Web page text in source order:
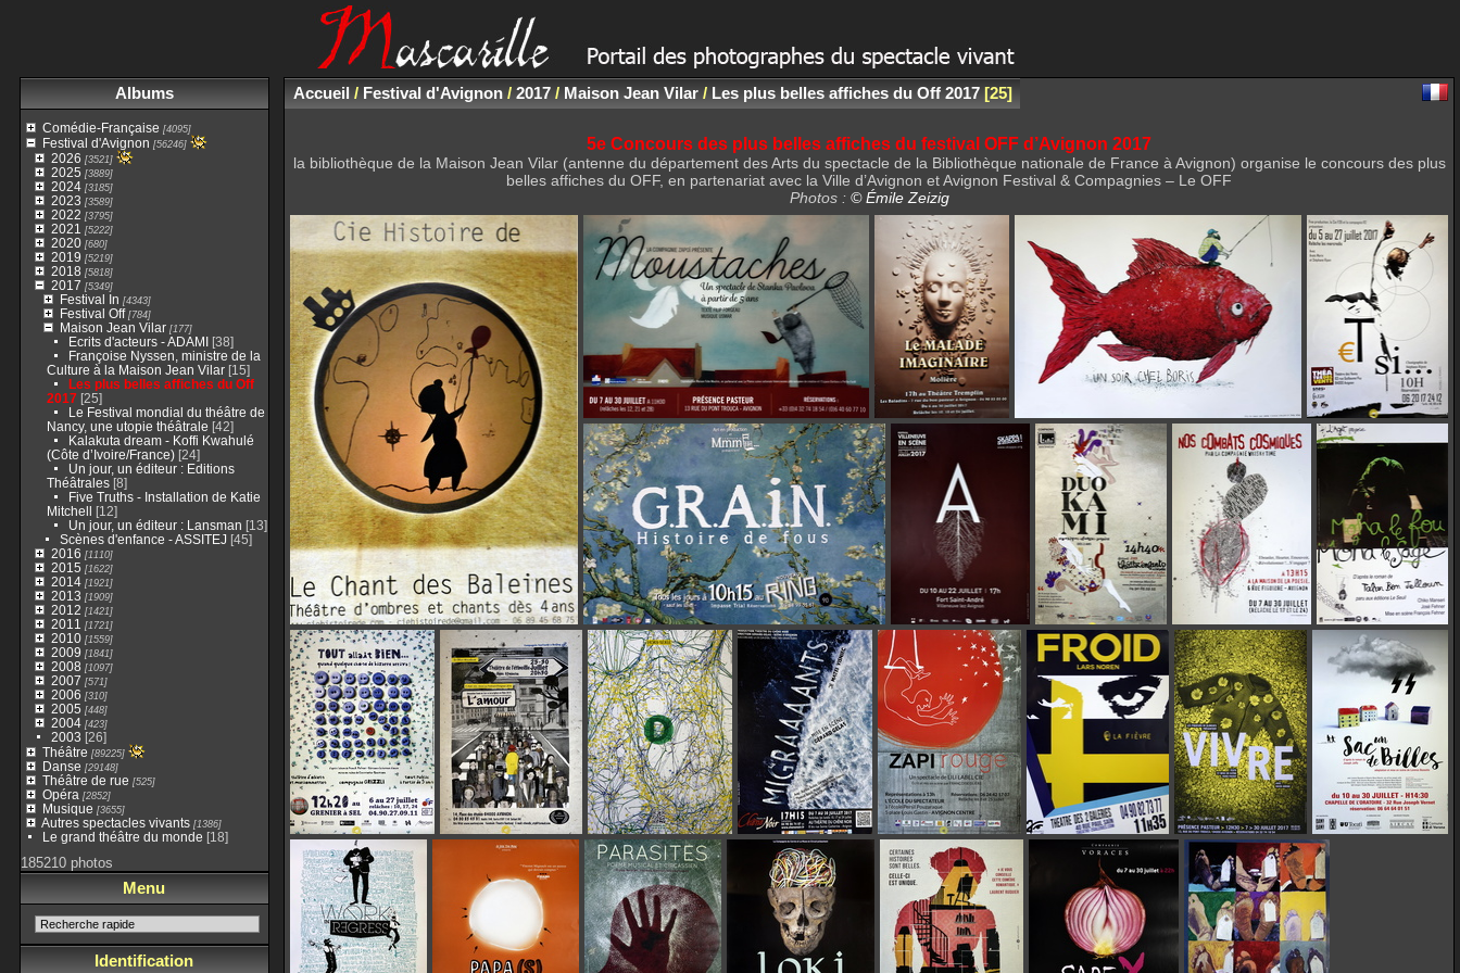
Albums
Comédie-Française [4095]
Festival d'Avignon [56246]
2026 [3521]
2025 [3889]
2024[3185]
2023 [3589]
2022 [3795]
2021 [5222]
2020[680]
2019 [5219]
2018 [5818]
2017 [5349]
Festival In [4343]
Festival Off[784]
Maison Jean Vilar[177]
Ecrits d'acteurs - ADAMI[38]
Françoise Nyssen, ministre de la
Culture à la Maison Jean Vilar[15]
Les plus belles affiches du Off
2017[25]
Le Festival mondial du théâtre de
Nancy, une utopie théâtrale [42]
Kalakuta dream - Koffi Kwahulé
(Côte d’Ivoire/France)[24]
Un jour, un éditeur : Editions
Théâtrales[8]
Five Truths - Installation de Katie
Mitchell [12]
Un jour, un éditeur : Lansman [13]
Scènes d'enfance - ASSITEJ [45]
2016 [1110]
2015 [1622]
2014[1921]
2013 [1909]
2012 [1421]
2011 [1721]
2010[1559]
2009 [1841]
2008 [1097]
2007 [571]
2006 [310]
2005 [448]
2004[423]
2003 [26]
Théâtre [89225]
Danse [29148]
Théâtre de rue [525]
Opéra [2852]
Musique [3655]
Autres spectacles vivants[1386]
Le grand théâtre du monde [18]
185210 photos
Menu
Identification
Accueil/ Festival d'Avignon/ 2017/ Maison Jean Vilar/ Les plus belles affiches du Off 2017 25
5e Concours des plus belles affiches du festival OFF d’Avignon 2017
la bibliothèque de la Maison Jean Vilar (antenne du département des Arts du spectacle de la Bibliothèque nationale de France à Avignon) organise le concours des plus
belles affiches du OFF, en partenariat avec la Ville d’Avignon et Avignon Festival & Compagnies – Le OFF
Photos : © Émile Zeizig